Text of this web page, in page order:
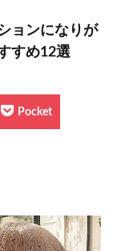
ョンになりが
すめ12選